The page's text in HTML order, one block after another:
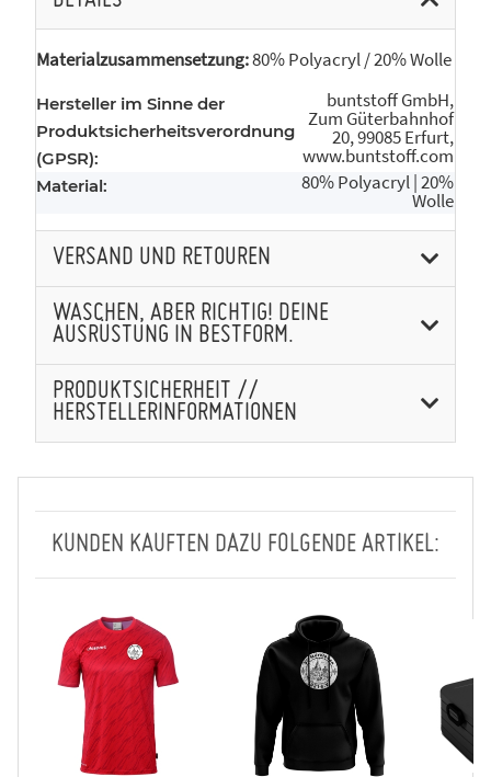
Materialzusammensetzung:80% Polyacryl / 20% Wolle
Hersteller im Sinne der
Produktsicherheitsverordnung
(GPSR):
buntstoff GmbH,
Zum Güterbahnhof
20, 99085 Erfurt,
www.buntstoff.com
Material: 80% Polyacryl | 20%
Wolle
VERSAND UND RETOUREN
WASCHEN, ABER RICHTIG! DEINE
AUSRÜSTUNG IN BESTFORM.
PRODUKTSICHERHEIT //
HERSTELLERINFORMATIONEN
KUNDEN KAUFTEN DAZU FOLGENDE ARTIKEL: